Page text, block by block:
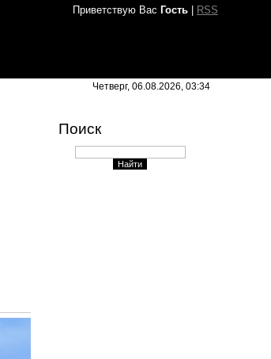
Приветствую Вас Гость| RSS
Четверг, 06.08.2026, 03:34
Поиск